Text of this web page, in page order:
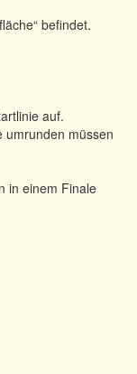
befindet.
auf.
umrunden müssen
in einem Finale